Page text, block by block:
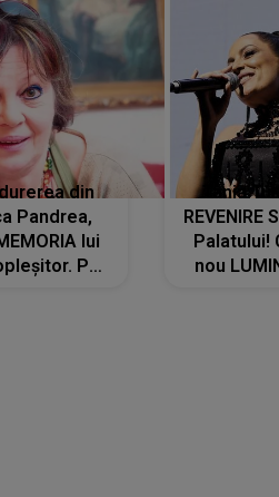
din
Pandrea,
lui
Pe
Tania
REVENIRE
Palatului!
nou